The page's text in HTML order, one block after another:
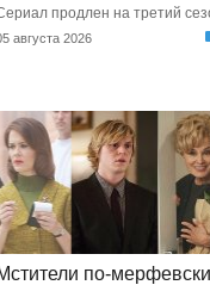
продлен на третий
августа 2026
по-